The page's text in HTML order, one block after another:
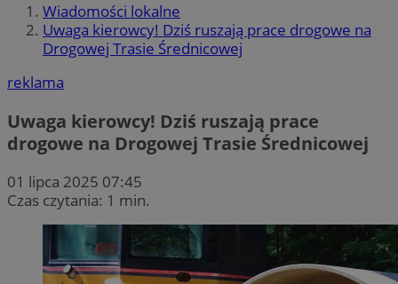
Wiadomości lokalne
Uwaga kierowcy! Dziś ruszają prace drogowe na
Drogowej Trasie Średnicowej
reklama
Uwaga kierowcy! Dziś ruszają prace
drogowe na Drogowej Trasie Średnicowej
01 lipca 2025 07:45
Czas czytania: 1 min.